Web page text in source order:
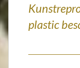
plastic